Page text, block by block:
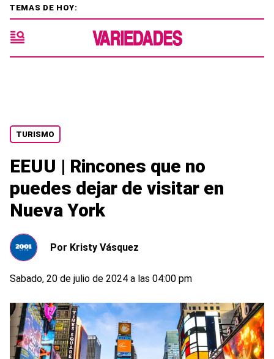
TURISMO
EEUU | Rincones que no
puedes dejar de visitar en
Nueva York
Por Kristy Vásquez
Sabado, 20 de julio de 2024 a las 04:00 pm
TEMAS DE HOY: